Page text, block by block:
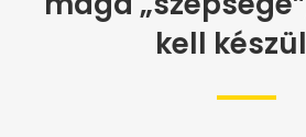
kell